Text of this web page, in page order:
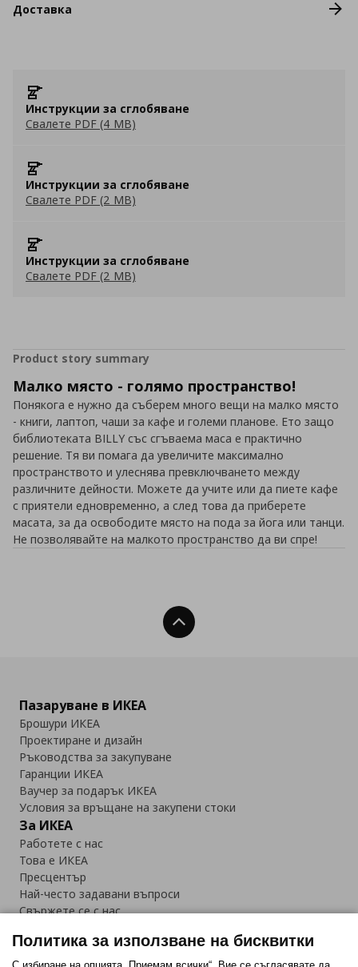
Доставка
Инструкции за сглобяване
Свалете PDF (4 MB)
Инструкции за сглобяване
Свалете PDF (2 MB)
Инструкции за сглобяване
Свалете PDF (2 MB)
Product story summary
Малко място - голямо пространство!
Понякога е нужно да съберем много вещи на малко място
- книги, лаптоп, чаши за кафе и големи планове. Ето защо
библиотеката BILLY със сгъваема маса е практично
решение. Тя ви помага да увеличите максимално
пространството и улеснява превключването между
различните дейности. Можете да учите или да пиете кафе
с приятели едновременно, а след това да приберете
масата, за да освободите място на пода за йога или танци.
Не позволявайте на малкото пространство да ви спре!
Нагоре
Пазаруване в ИКЕА
Брошури ИКЕА
Проектиране и дизайн
Ръководства за закупуване
Гаранции ИКЕА
Ваучер за подарък ИКЕА
Условия за връщане на закупени стоки
За ИКЕА
Работете с нас
Това е ИКЕА
Пресцентър
Най-често задавани въпроси
Свържете се с нас
Политика за използване на бисквитки